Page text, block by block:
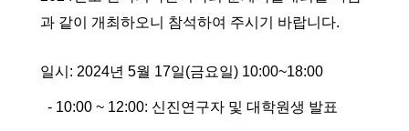
과 같이 개최하오니 참석하여 주시기 바랍니다.
일시: 2024년 5월 17일(금요일) 10:00~18:00
- 10:00 ~ 12:00: 신진연구자 및 대학원생 발표